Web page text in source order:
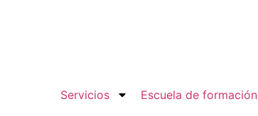
Servicios Escuela de formación